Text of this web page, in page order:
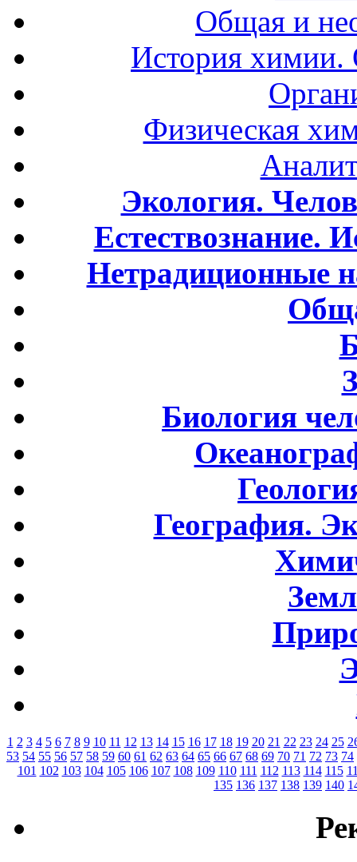
Общая и
История
Физическая
Экология.
Естествознание.
Нетрадиционные
Биология
География.
1 2 3 4 5 6 7 8 9 10 11 12 13 14 15 16 17 18 19 20 21 22 23 24 25
53 54 55 56 57 58 59 60 61 62 63 64 65 66 67 68 69 70 71 72 73 74
101 102 103 104 105 106 107 108 109 110 111 112 113 114 115
135 136 137 138 139 140